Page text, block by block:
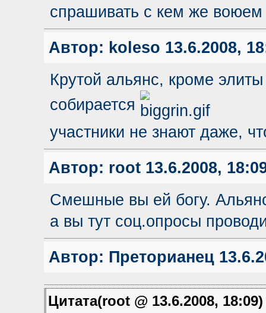
спрашивать с кем же воюем
Автор: koleso 13.6.2008,
Крутой альянс, кроме
собирается
участники не знают даже,
Автор: root13.6.2008,
Смешные вы ей богу.
а вы тут соц.опросы
Автор: Преторианец
Цитата(root @ 13.6.2008,